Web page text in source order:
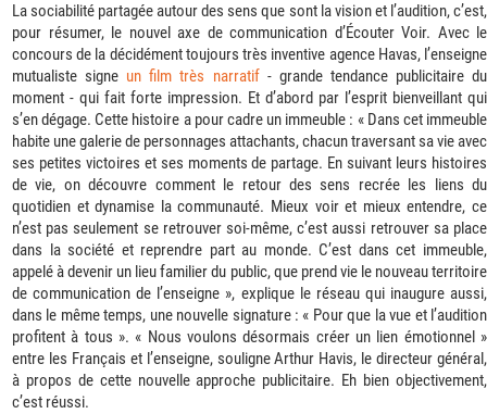
La sociabilité partagée autour des sens que sont la vision et l’audition, c’est,
pour résumer, le nouvel axe de communication d’Écouter Voir. Avec le
concours de la décidément toujours très inventive agence Havas, l’enseigne
mutualiste signe un film très narratif - grande tendance publicitaire du
moment - qui fait forte impression. Et d’abord par l’esprit bienveillant qui
s’en dégage. Cette histoire a pour cadre un immeuble : « Dans cet immeuble
habite une galerie de personnages attachants, chacun traversant sa vie avec
ses petites victoires et ses moments de partage. En suivant leurs histoires
de vie, on découvre comment le retour des sens recrée les liens du
quotidien et dynamise la communauté. Mieux voir et mieux entendre, ce
n’est pas seulement se retrouver soi-même, c’est aussi retrouver sa place
dans la société et reprendre part au monde. C’est dans cet immeuble,
appelé à devenir un lieu familier du public, que prend vie le nouveau territoire
de communication de l’enseigne », explique le réseau qui inaugure aussi,
dans le même temps, une nouvelle signature : « Pour que la vue et l’audition
profitent à tous ». « Nous voulons désormais créer un lien émotionnel »
entre les Français et l’enseigne, souligne Arthur Havis, le directeur général,
à propos de cette nouvelle approche publicitaire. Eh bien objectivement,
c’est réussi.